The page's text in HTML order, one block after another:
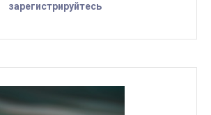
зарегистрируйтесь